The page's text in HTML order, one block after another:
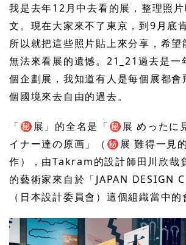
我是去年12月中去看的展，整理照
文。現在大家來不了東京，到9月底
所以就把這些照片貼上來分享，希望
無法來看展的遺憾。21_21過去是一
個企劃展，我知道有人是每個展都會
個國境來去自由的過去。
「㊙展」的全名是「㊙展 めったに
イナー達の原画」（㊙展 難得一見
作），由Takram的設計師田川欣哉
的藝術家來自於「JAPAN DESIGN
（日本設計委員會）這個組織當中的